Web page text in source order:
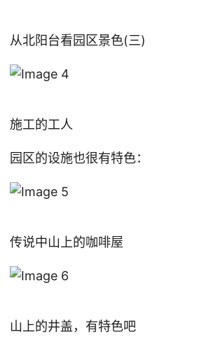
从北阳台看园区景色(三)
施工的工人
园区的设施也很有特色：
传说中山上的咖啡屋
山上的井盖，有特色吧